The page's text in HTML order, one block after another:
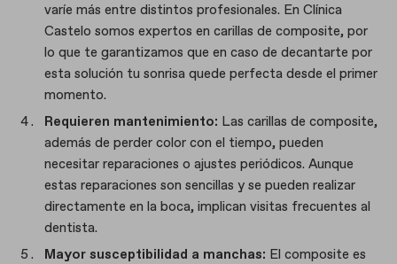
varíe más entre distintos profesionales. En Clínica
Castelo somos expertos en carillas de composite, por
lo que te garantizamos que en caso de decantarte por
esta solución tu sonrisa quede perfecta desde el primer
momento.
Requieren mantenimiento: Las carillas de composite,
además de perder color con el tiempo, pueden
necesitar reparaciones o ajustes periódicos. Aunque
estas reparaciones son sencillas y se pueden realizar
directamente en la boca, implican visitas frecuentes al
dentista.
Mayor susceptibilidad a manchas: El composite es